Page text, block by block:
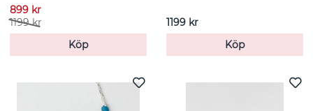
899 kr
1199 kr
Köp
1199 kr
Köp